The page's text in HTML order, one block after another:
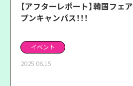
【アフターレポート】韓国フェア
プンキャンパス！！！
イベント
2025.06.15